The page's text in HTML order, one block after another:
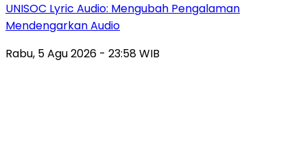
UNISOC Lyric Audio: Mengubah Pengalaman
Mendengarkan Audio
Rabu, 5 Agu 2026 - 23:58 WIB